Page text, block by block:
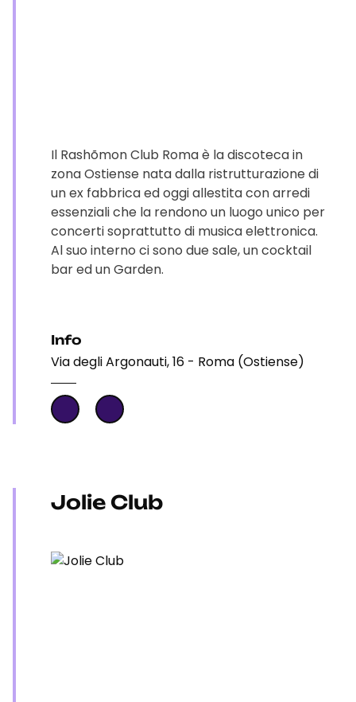
Il Rashõmon Club Roma è la discoteca in
zona Ostiense nata dalla ristrutturazione di
un ex fabbrica ed oggi allestita con arredi
essenziali che la rendono un luogo unico per
concerti soprattutto di musica elettronica.
Al suo interno ci sono due sale, un cocktail
bar ed un Garden.
Info
Via degli Argonauti, 16 - Roma (Ostiense)
Jolie Club